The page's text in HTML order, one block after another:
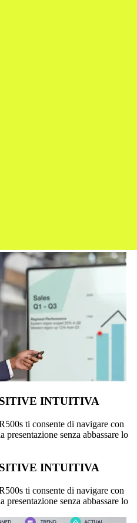
INTUITIVA
ti consente di navigare con
senza abbassare lo
INTUITIVA
ti consente di navigare con
senza abbassare lo